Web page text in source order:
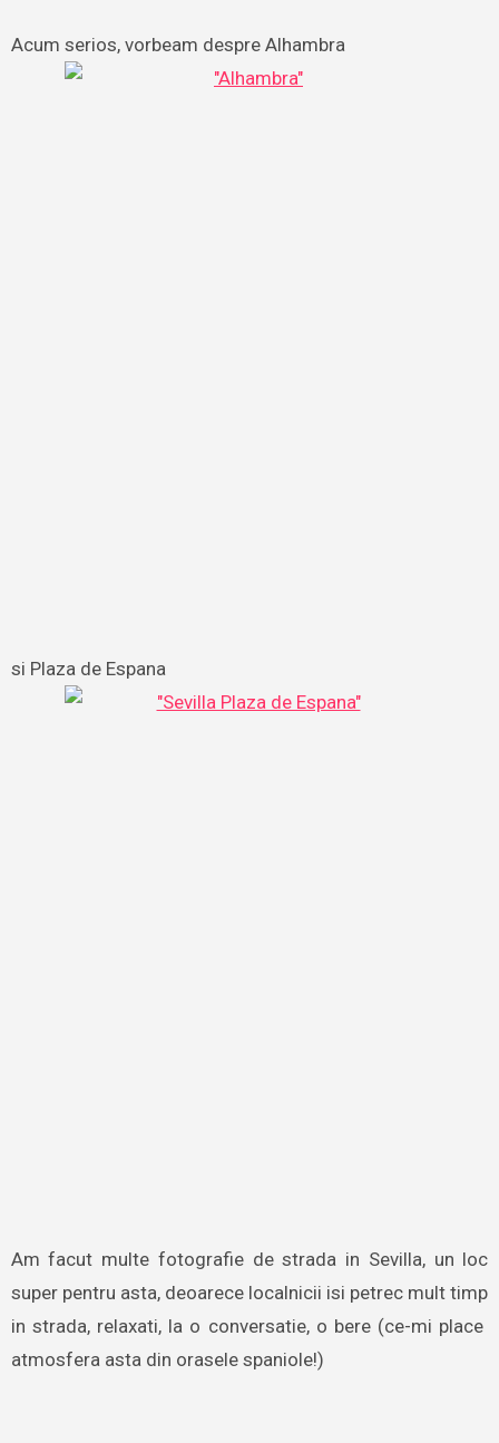
Acum serios, vorbeam despre Alhambra
si Plaza de Espana
Am facut multe fotografie de strada in Sevilla, un loc
super pentru asta, deoarece localnicii isi petrec mult timp
in strada, relaxati, la o conversatie, o bere (ce-mi place
atmosfera asta din orasele spaniole!)